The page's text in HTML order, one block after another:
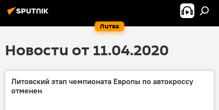
Литва
Новости от 11.04.2020
Литовский этап чемпионата Европы по автокроссу
отменен